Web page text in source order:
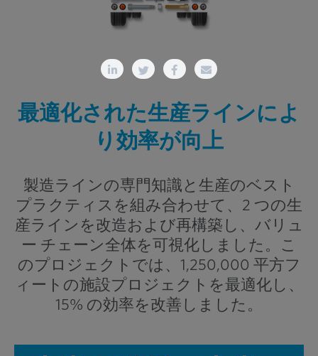
最適化された生産ラインによ
り効率が向上
製造ラインの専門知識と生産のベスト
プラクティスを組み合わせて、2 つの生
産ラインを改造および再構築し、バリュ
ー チェーン全体を可視化しました。こ
のプロジェクトでは、1,250,000 平方フ
ィートの施設プロジェクトを最適化し、
15% の効率を改善しました。